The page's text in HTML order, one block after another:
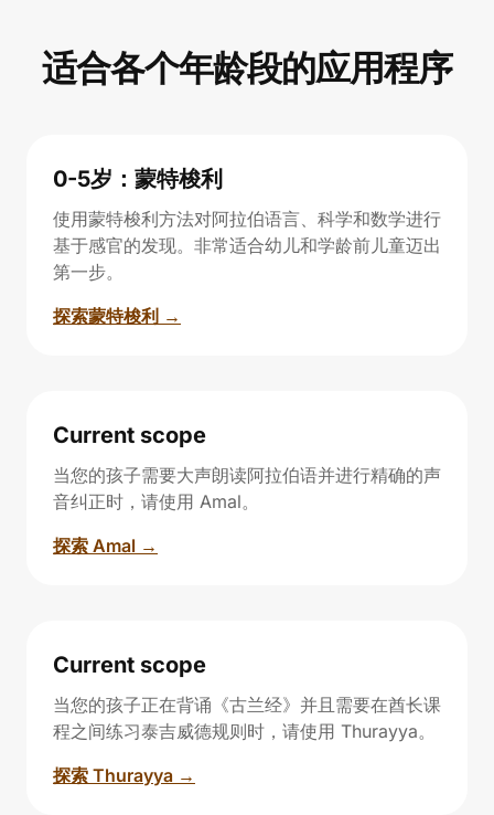
适合各个年龄段的应用程序
0-5岁：蒙特梭利
使用蒙特梭利方法对阿拉伯语言、科学和数学进行
基于感官的发现。非常适合幼儿和学龄前儿童迈出
第一步。
探索蒙特梭利 →
Current scope
当您的孩子需要大声朗读阿拉伯语并进行精确的声
音纠正时，请使用 Amal。
探索 Amal →
Current scope
当您的孩子正在背诵《古兰经》并且需要在酋长课
程之间练习泰吉威德规则时，请使用 Thurayya。
探索 Thurayya →